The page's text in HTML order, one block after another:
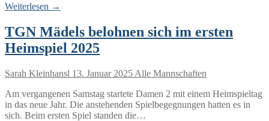
Weiterlesen →
TGN Mädels belohnen sich im ersten
Heimspiel 2025
Sarah Kleinhansl 13. Januar 2025 Alle Mannschaften
Am vergangenen Samstag startete Damen 2 mit einem Heimspieltag
in das neue Jahr. Die anstehenden Spielbegegnungen hatten es in
sich. Beim ersten Spiel standen die…